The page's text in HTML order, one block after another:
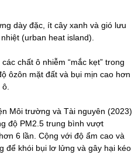
dày đặc, ít cây xanh và gió lưu
(urban heat island).
chất ô nhiễm “mắc kẹt” trong
ôzôn mặt đất và bụi mịn cao hơn
ô.
Môi trường và Tài nguyên (2023)
độ PM2.5 trung bình vượt
6 lần. Cộng với độ ẩm cao và
để khói bụi lơ lửng và gây hại kéo